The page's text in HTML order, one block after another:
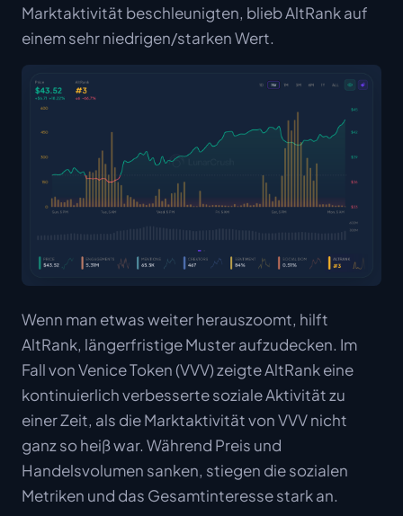
Marktaktivität beschleunigten, blieb AltRank auf
einem sehr niedrigen/starken Wert.
Wenn man etwas weiter herauszoomt, hilft
AltRank, längerfristige Muster aufzudecken. Im
Fall von Venice Token (VVV) zeigte AltRank eine
kontinuierlich verbesserte soziale Aktivität zu
einer Zeit, als die Marktaktivität von VVV nicht
ganz so heiß war. Während Preis und
Handelsvolumen sanken, stiegen die sozialen
Metriken und das Gesamtinteresse stark an.